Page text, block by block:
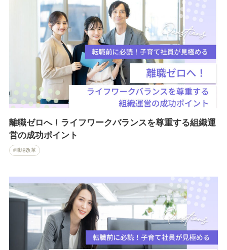
離職ゼロへ！ライフワークバランスを尊重する組織運
営の成功ポイント
職場改革